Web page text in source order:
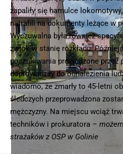
zapaliły się hamulce
natrafili na dokumenty leżące w
Wyczuwalna była również
zwłok w stanie rozkładu.
poszukiwania prowadzone
doprowadziły do odnalezienia
wiadomo, że zmarły to 45-letni
śledczych przeprowadzona
mężczyzny. Na miejscu wciąż
techników i prokuratora –
strażaków z OSP w Golinie
- Reklama